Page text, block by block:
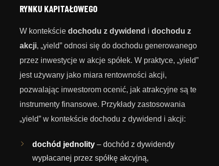
RYNKU KAPITAŁOWEGO
W kontekście dochodu z dywidend i dochodu z
akcji, „yield” odnosi się do dochodu generowanego
przez inwestycje w akcje spółek. W praktyce, „yield”
jest używany jako miara rentowności akcji,
pozwalając inwestorom ocenić, jak atrakcyjne są te
instrumenty finansowe. Przykłady zastosowania
„yield” w kontekście dochodu z dywidend i akcji:
dochód jednolity – dochód z dywidendy
wypłacanej przez spółkę akcyjną,